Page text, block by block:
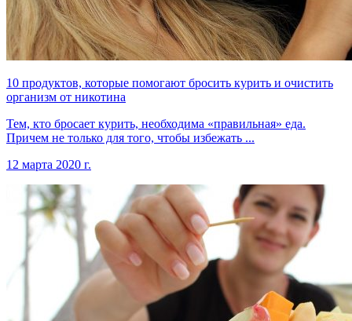
10 продуктов, которые помогают бросить курить и очистить
организм от никотина
Тем, кто бросает курить, необходима «правильная» еда.
Причем не только для того, чтобы избежать ...
12 марта 2020 г.